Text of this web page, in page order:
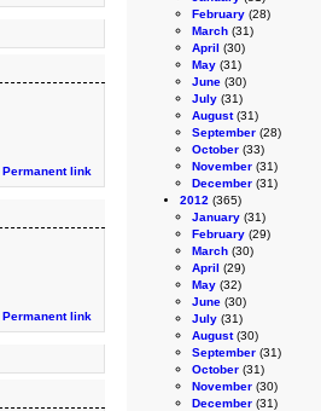
February (28)
March (31)
April (30)
May (31)
June (30)
July (31)
August(31)
September (28)
October (33)
November (31)
December (31)
2012 (365)
January (31)
February (29)
March (30)
April (29)
May (32)
June (30)
July (31)
August(30)
September (31)
October (31)
November (30)
December (31)
Permanent link
Permanent link